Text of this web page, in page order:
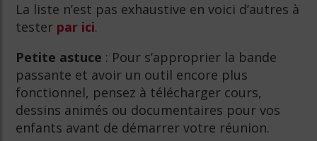
La liste n’est pas exhaustive en voici d’autres à
tester par ici.
Petite astuce : Pour s’approprier la bande
passante et avoir un outil encore plus
fonctionnel, pensez à télécharger cours,
dessins animés ou documentaires pour vos
enfants avant de démarrer votre réunion.